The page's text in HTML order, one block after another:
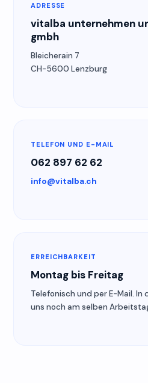
ADRESSE
vitalba unternehmen
gmbh
Bleicherain 7
CH-5600 Lenzburg
TELEFON UND E-MAIL
062 897 62 62
info@vitalba.ch
ERREICHBARKEIT
Montag bis Freitag
Telefonisch und per E-Mail. In
uns noch am selben